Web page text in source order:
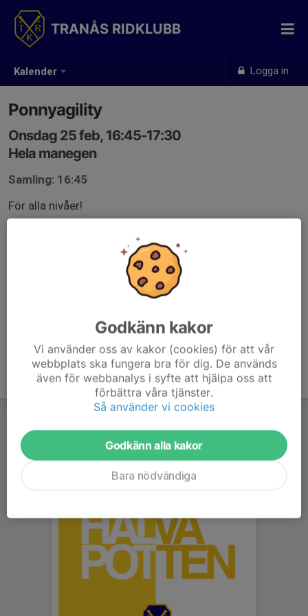
Kalender Logga in
TRANÅS RIDKLUBB
Ponnyagility
Onsdag 25 feb, 16:45-17:30
Hela manegen
Samling: 16:45
För alla nivåer!
Godkänn kakor
Vi använder oss av kakor (cookies) för att vår
webbplats ska fungera bra för dig. De används
även för webbanalys i syfte att hjälpa oss att
förbättra våra tjänster.
Så använder vi cookies
Godkänn alla kakor
Bara nödvändiga